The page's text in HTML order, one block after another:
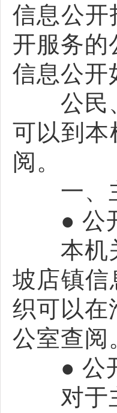
信息公开
开服务的
信息公开
公民、
可以到本
阅。
一、
● 公
本机关
坡店镇信
织可以在
公室查阅
● 公
对于主